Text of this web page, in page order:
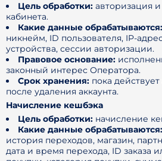
Цель обработки: авторизация
кабинета.
Какие данные обрабатываются:
никнейм, ID пользователя, IP-
устройства, сессии авторизации.
Правовое основание:
законный интерес Оператора.
Срок хранения: пока действует
после удаления аккаунта.
Начисление кешбэка
Цель обработки: начисление
Какие данные обрабатываются:
история переходов, магазин,
дата и время перехода, ID заказа